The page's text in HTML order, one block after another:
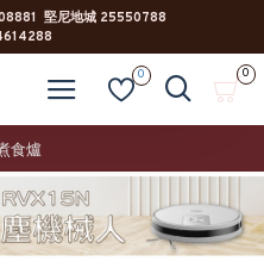
堅尼地城 25550788
0 0
食爐